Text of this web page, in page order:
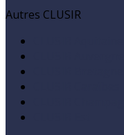
Autres CLUSIR